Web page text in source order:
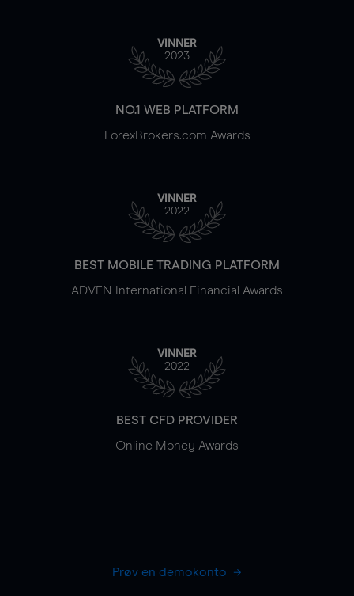
VINNER
2023
NO.1 WEB PLATFORM
ForexBrokers.com Awards
VINNER
2022
BEST MOBILE TRADING PLATFORM
ADVFN International Financial Awards
VINNER
2022
BEST CFD PROVIDER
Online Money Awards
Prøv en demokonto